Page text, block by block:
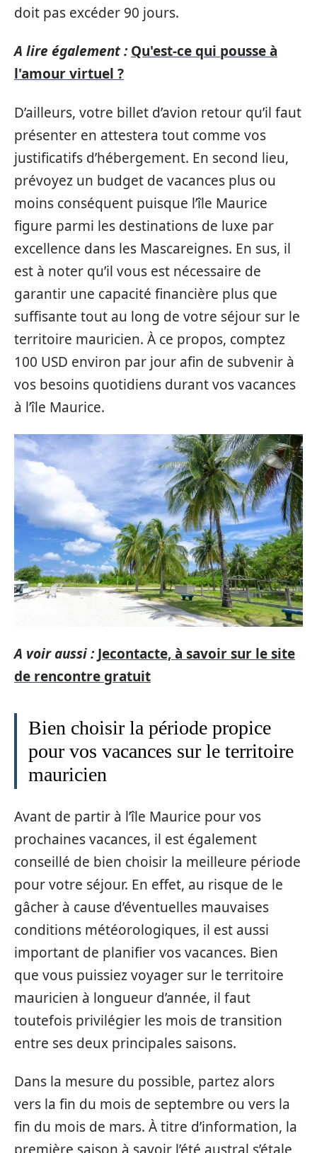
doit pas excéder 90 jours.
A lire également : Qu'est-ce qui pousse à
l'amour virtuel ?
D’ailleurs, votre billet d’avion retour qu’il faut
présenter en attestera tout comme vos
justificatifs d’hébergement. En second lieu,
prévoyez un budget de vacances plus ou
moins conséquent puisque l’île Maurice
figure parmi les destinations de luxe par
excellence dans les Mascareignes. En sus, il
est à noter qu’il vous est nécessaire de
garantir une capacité financière plus que
suffisante tout au long de votre séjour sur le
territoire mauricien. À ce propos, comptez
100 USD environ par jour afin de subvenir à
vos besoins quotidiens durant vos vacances
à l’île Maurice.
A voir aussi : Jecontacte, à savoir sur le site
de rencontre gratuit
Bien choisir la période propice
pour vos vacances sur le territoire
mauricien
Avant de partir à l’île Maurice pour vos
prochaines vacances, il est également
conseillé de bien choisir la meilleure période
pour votre séjour. En effet, au risque de le
gâcher à cause d’éventuelles mauvaises
conditions météorologiques, il est aussi
important de planifier vos vacances. Bien
que vous puissiez voyager sur le territoire
mauricien à longueur d’année, il faut
toutefois privilégier les mois de transition
entre ses deux principales saisons.
Dans la mesure du possible, partez alors
vers la fin du mois de septembre ou vers la
fin du mois de mars. À titre d’information, la